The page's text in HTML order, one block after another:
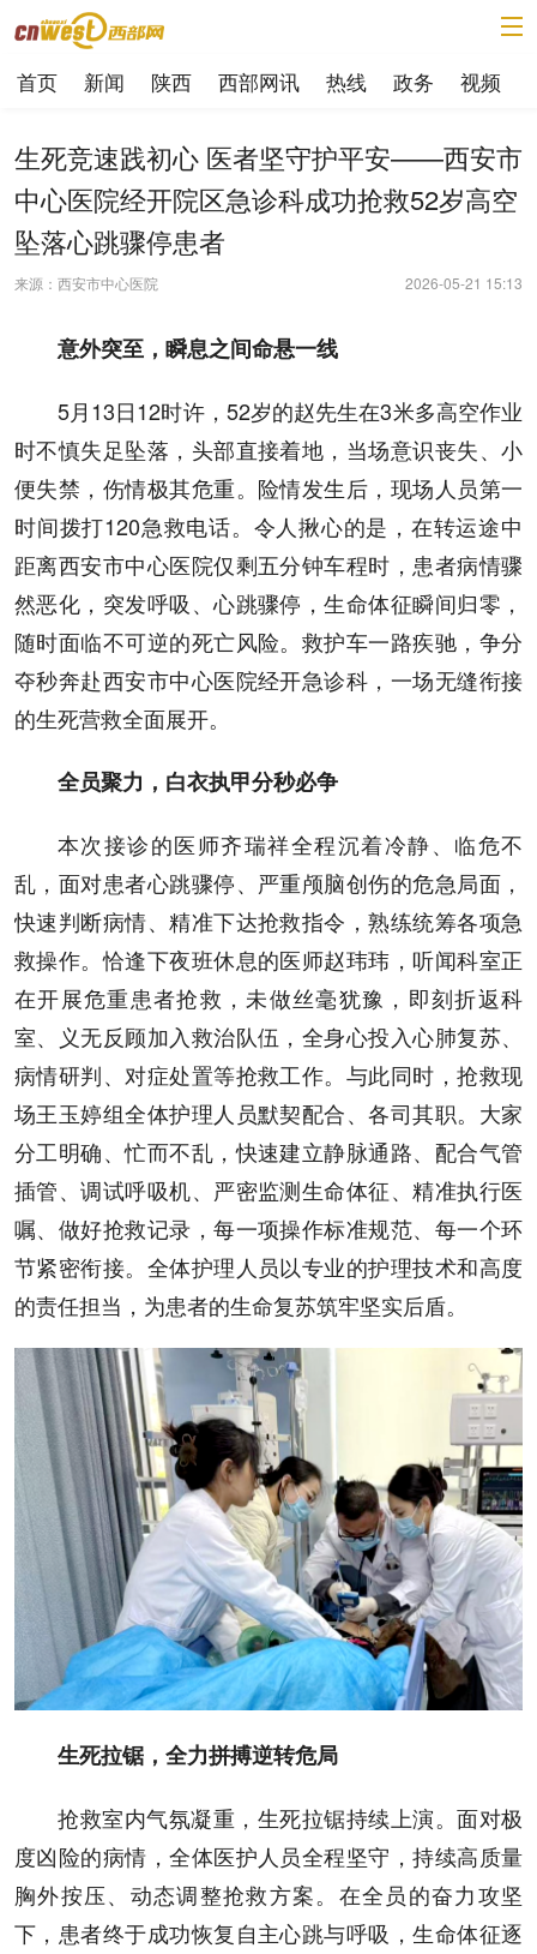
首页 新闻 陕西 西部网讯 热线 政务 视频
生死竞速践初心 医者坚守护平安——西安市
中心医院经开院区急诊科成功抢救52岁高空
坠落心跳骤停患者
来源：西安市中心医院 2026-05-21 15:13
意外突至，瞬息之间命悬一线
5月13日12时许，52岁的赵先生在3米多高空作业
时不慎失足坠落，头部直接着地，当场意识丧失、小
便失禁，伤情极其危重。险情发生后，现场人员第一
时间拨打120急救电话。令人揪心的是，在转运途中
距离西安市中心医院仅剩五分钟车程时，患者病情骤
然恶化，突发呼吸、心跳骤停，生命体征瞬间归零，
随时面临不可逆的死亡风险。救护车一路疾驰，争分
夺秒奔赴西安市中心医院经开急诊科，一场无缝衔接
的生死营救全面展开。
全员聚力，白衣执甲分秒必争
本次接诊的医师齐瑞祥全程沉着冷静、临危不
乱，面对患者心跳骤停、严重颅脑创伤的危急局面，
快速判断病情、精准下达抢救指令，熟练统筹各项急
救操作。恰逢下夜班休息的医师赵玮玮，听闻科室正
在开展危重患者抢救，未做丝毫犹豫，即刻折返科
室、义无反顾加入救治队伍，全身心投入心肺复苏、
病情研判、对症处置等抢救工作。与此同时，抢救现
场王玉婷组全体护理人员默契配合、各司其职。大家
分工明确、忙而不乱，快速建立静脉通路、配合气管
插管、调试呼吸机、严密监测生命体征、精准执行医
嘱、做好抢救记录，每一项操作标准规范、每一个环
节紧密衔接。全体护理人员以专业的护理技术和高度
的责任担当，为患者的生命复苏筑牢坚实后盾。
生死拉锯，全力拼搏逆转危局
抢救室内气氛凝重，生死拉锯持续上演。面对极
度凶险的病情，全体医护人员全程坚守，持续高质量
胸外按压、动态调整抢救方案。在全员的奋力攻坚
下，患者终于成功恢复自主心跳与呼吸，生命体征逐